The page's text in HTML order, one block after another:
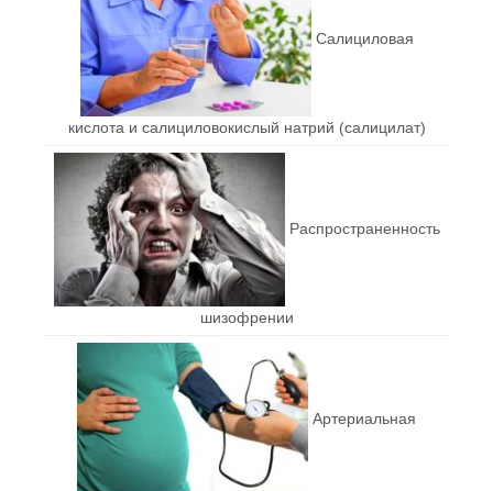
Салициловая
кислота и салициловокислый натрий (салицилат)
Распространенность
шизофрении
Артериальная